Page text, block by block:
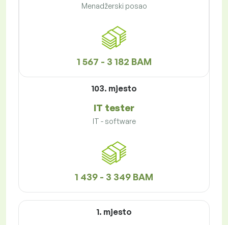
Menadžerski posao
1 567 - 3 182 BAM
103. mjesto
IT tester
IT - software
1 439 - 3 349 BAM
1. mjesto